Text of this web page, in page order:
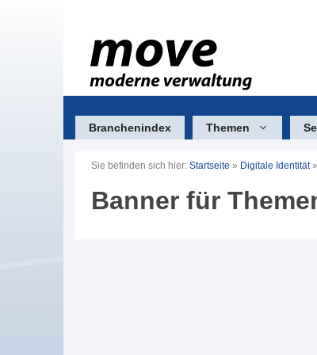
Branchenindex Themen
Sie befinden sich hier: Startseite » Digitale Identität»
Banner für